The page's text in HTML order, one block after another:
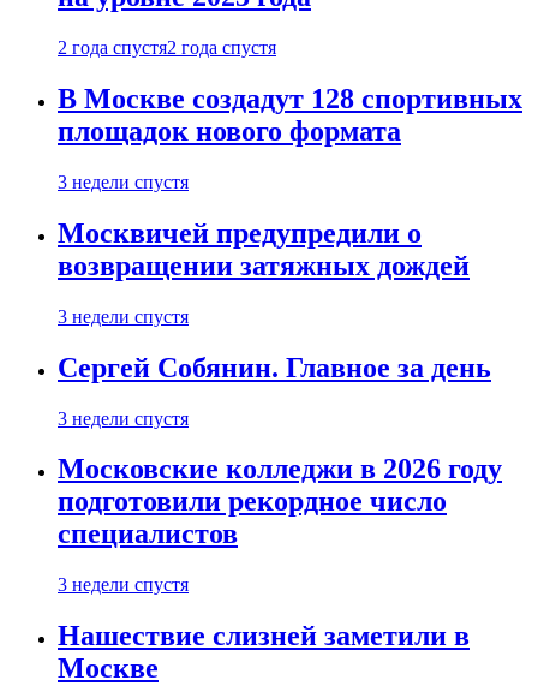
2 года спустя2 года спустя
В Москве создадут 128 спортивных
площадок нового формата
3 недели спустя
Москвичей предупредили о
возвращении затяжных дождей
3 недели спустя
Сергей Собянин. Главное за день
3 недели спустя
Московские колледжи в 2026 году
подготовили рекордное число
специалистов
3 недели спустя
Нашествие слизней заметили в
Москве